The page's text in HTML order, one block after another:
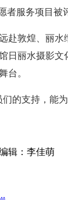
服务项目被
赴敦煌、丽
日丽水摄影
台。
的支持，能
辑：李佳萌